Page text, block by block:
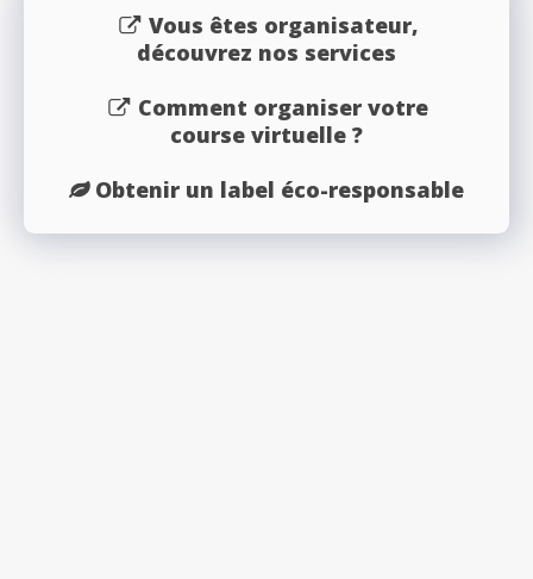
Vous êtes organisateur,
découvrez nos services
Comment organiser votre
course virtuelle ?
Obtenir un label éco-responsable